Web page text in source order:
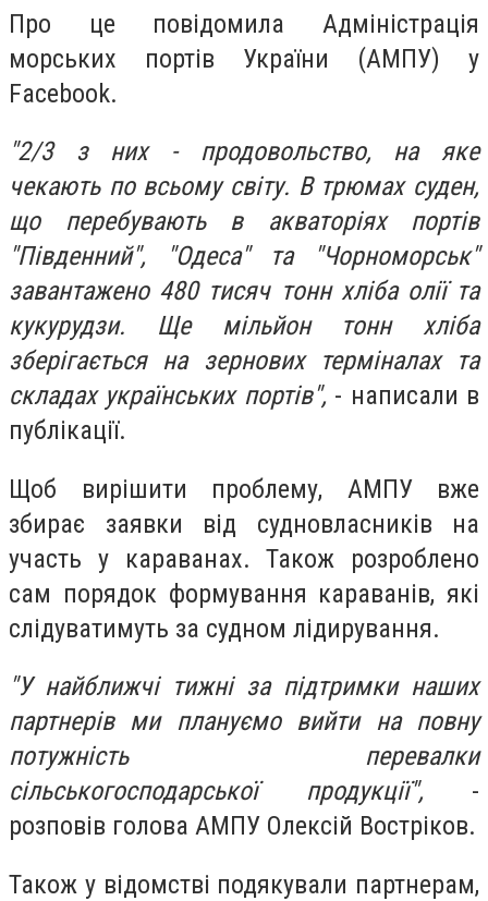
Про це повідомила Адміністрація
морських портів України (АМПУ) у
Facebook.
"2/3 з них - продовольство, на яке
чекають по всьому світу. В трюмах суден,
що перебувають в акваторіях портів
"Південний", "Одеса" та "Чорноморськ"
завантажено 480 тисяч тонн хліба олії та
кукурудзи. Ще мільйон тонн хліба
зберігається на зернових терміналах та
складах українських портів", - написали в
публікації.
Щоб вирішити проблему, АМПУ вже
збирає заявки від судновласників на
участь у караванах. Також розроблено
сам порядок формування караванів, які
слідуватимуть за судном лідирування.
"У найближчі тижні за підтримки наших
партнерів ми плануємо вийти на повну
потужність перевалки
сільськогосподарської продукції", -
розповів голова АМПУ Олексій Востріков.
Також у відомстві подякували партнерам,